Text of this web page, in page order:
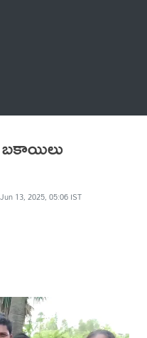
Jun 13, 2025, 05:06 IST